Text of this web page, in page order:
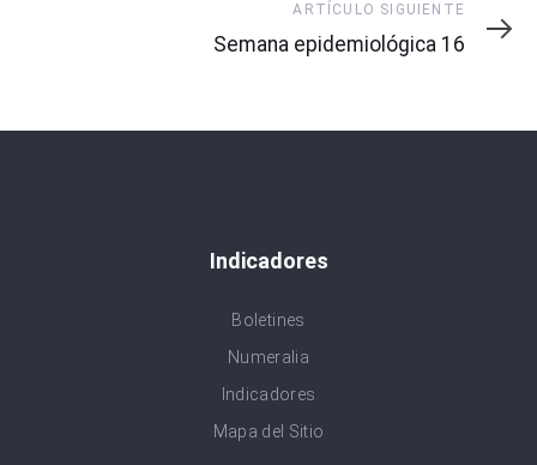
Siguiente
ARTÍCULO SIGUIENTE
Semana epidemiológica 16
Indicadores
Boletines
Numeralia
Indicadores
Mapa del Sitio